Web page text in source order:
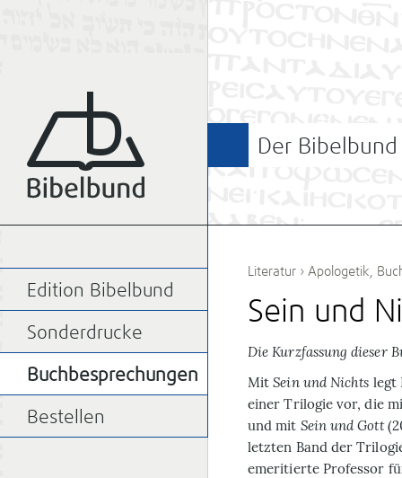
Der Bibelbund
Literatur › Apologetik,
Sein und
Die Kurzfassung dieser
MitSein und Nichts legt
einer Trilogie vor, die
und mit Sein und Gott
letzten Band der
emeritierte Professor
Edition Bibelbund
Sonderdrucke
Buchbesprechungen
Bestellen